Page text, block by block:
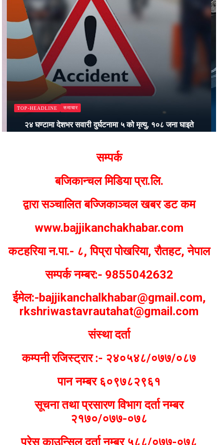
TOP-HEADLINE समाचार
२४ घण्टामा देशभर सवारी दुर्घटनामा ५ को मृत्यु, १०८ जना घाइते
सम्पर्क
बजिकान्चल मिडिया प्रा.लि.
द्वारा सञ्चालित बज्जिकाञ्चल खबर डट कम
www.bajjikanchakhabar.com
कटहरिया न.पा.- ८, पिप्रा पोखरिया, रौतहट, नेपाल
सम्पर्क नम्बर:- 9855042632
ईमेल:-bajjikanchalkhabar@gmail.com,
rkshriwastavrautahat@gmail.com
संस्था दर्ता
कम्पनी रजिस्ट्रार :- २४०५४८/०७७/०८७
पान नम्बर ६०९७८२९६१
सूचना तथा प्रसारण विभाग दर्ता नम्बर
२१७०/०७७-०७८
प्रेस काउन्सिल दर्ता नम्बर ५८८/०७७-०७८